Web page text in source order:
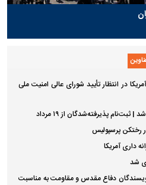
در انتظار تأیید شورای عالی امنیت ملی
پذیرفته‌شدگان از ۱۹ مرداد
رختکن پرسپولیس
داری آمریکا
شد
نویسندگان دفاع مقدس و مقاومت به مناسبت